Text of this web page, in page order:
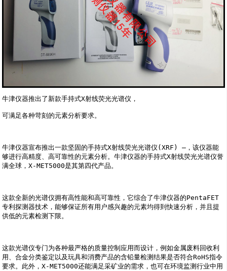
牛津仪器推出了新款手持式X射线荧光光谱仪，
可满足各种苛刻的元素分析要求。
牛津仪器宣布推出一款坚固的手持式X射线荧光光谱仪(XRF) —，该仪器能
够进行高精度、高可靠性的元素分析。牛津仪器的手持式X射线荧光光谱仪誉
满全球，X-MET5000是其第四代产品。
这款全新的光谱仪拥有高性能和高可靠性，它综合了牛津仪器的PentaFET
专利探测器技术，能够保证所有用户感兴趣的元素均得到快速分析，并且提
供低的元素检测下限。
这款光谱仪专门为各种最严格的质量控制应用而设计，例如金属废料回收利
用、合金分类鉴定以及玩具和消费产品的含铅量检测结果是否符合RoHS指令
要求。此外，X-MET5000还能满足采矿业的需求，也可在环境监测行业中用